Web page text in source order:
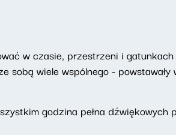
w czasie, przestrzeni i
wiele wspólnego -
godzina pełna dźwiękowych